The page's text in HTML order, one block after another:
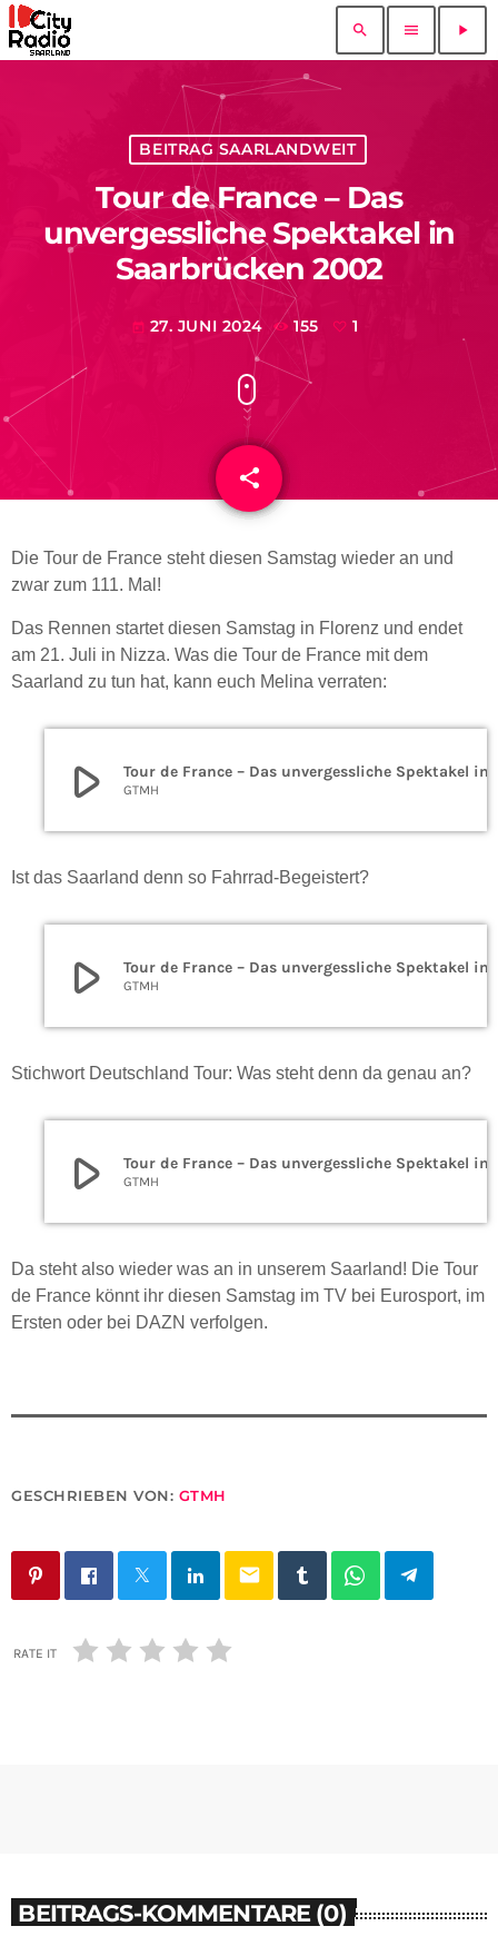
search menu play_arrow
BEITRAG SAARLANDWEIT
Tour de France – Das
unvergessliche Spektakel in
Saarbrücken 2002
today 27. JUNI 2024 155 1
share
email
Die Tour de France steht diesen Samstag wieder an und
zwar zum 111. Mal!
Das Rennen startet diesen Samstag in Florenz und endet
am 21. Juli in Nizza. Was die Tour de France mit dem
Saarland zu tun hat, kann euch Melina verraten:
play_arrow GTMH
Ist das Saarland denn so Fahrrad-Begeistert?
play_arrow GTMH
Stichwort Deutschland Tour: Was steht denn da genau an?
play_arrow GTMH
Da steht also wieder was an in unserem Saarland! Die Tour
de France könnt ihr diesen Samstag im TV bei Eurosport, im
Ersten oder bei DAZN verfolgen.
GESCHRIEBEN VON: GTMH
email
RATE IT
BEITRAGS-KOMMENTARE (0)